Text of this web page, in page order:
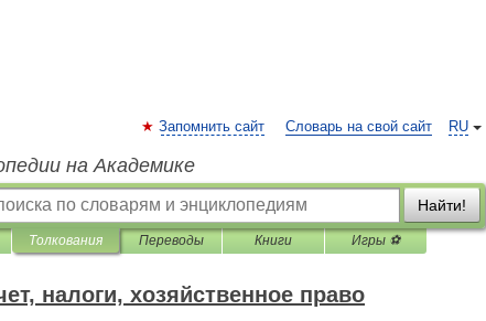
RU
Запомнить сайт Словарь на свой сайт
на Академике
Найти!
Толкования Переводы Книги Игры ⚽
налоги, хозяйственное право